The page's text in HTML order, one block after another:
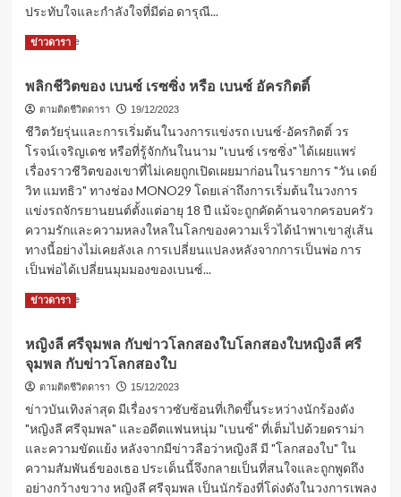
ประทับใจและกำลังใจที่มีต่อ ดารุณี...
Read MoreRead
ดา
รุณี
ฤต
บุญ
ญา
ลัย
เสีย
ชีวิต
แล้ว
ภูว
ข่าวดารา
พลิกชีวิตของ เบนซ์ เรซซิ่ง หรือ เบนซ์ อัครกิตติ์
ตามติดชีวิตดารา 19/12/2023
ชีวิตวัยรุ่นและการเริ่มต้นในวงการแข่งรถ เบนซ์-อัครกิตติ์ วร
โรจน์เจริญเดช หรือที่รู้จักกันในนาม "เบนซ์ เรซซิ่ง" ได้เผยแพร่
เรื่องราวชีวิตของเขาที่ไม่เคยถูกเปิดเผยมาก่อนในรายการ "วัน เดย์
วิท แมทธิว" ทางช่อง MONO29 โดยเล่าถึงการเริ่มต้นในวงการ
แข่งรถจักรยานยนต์ตั้งแต่อายุ 18 ปี แม้จะถูกคัดค้านจากครอบครัว
ความรักและความหลงใหลในโลกของความเร็วได้นำพาเขาสู่เส้น
ทางนี้อย่างไม่เคยลังเล การเปลี่ยนแปลงหลังจากการเป็นพ่อ การ
เป็นพ่อได้เปลี่ยนมุมมองของเบนซ์...
Read MoreRead
พลิก
ชีวิต
ของ
เรซ
ซิ่ง
หรือ
เบนซ์
อัคร
ข่าวดารา
หญิงลี ศรีจุมพล กับข่าวโลกสองใบโลกสองใบหญิงลี ศรี
จุมพล กับข่าวโลกสองใบ
ตามติดชีวิตดารา 15/12/2023
ข่าวบันเทิงล่าสุด มีเรื่องราวซับซ้อนที่เกิดขึ้นระหว่างนักร้องดัง
"หญิงลี ศรีจุมพล" และอดีตแฟนหนุ่ม "เบนซ์" ที่เต็มไปด้วยดราม่า
และความขัดแย้ง หลังจากมีข่าวลือว่าหญิงลี มี "โลกสองใบ" ใน
ความสัมพันธ์ของเธอ ประเด็นนี้จึงกลายเป็นที่สนใจและถูกพูดถึง
อย่างกว้างขวาง หญิงลี ศรีจุมพล เป็นนักร้องที่โด่งดังในวงการเพลง